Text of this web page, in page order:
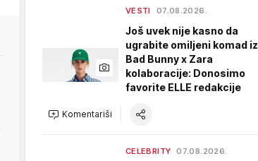
VESTI 07.08.2026.
Još uvek nije kasno da
ugrabite omiljeni komad iz
Bad Bunny x Zara
kolaboracije: Donosimo
favorite ELLE redakcije
Komentariši
CELEBRITY 07.08.2026.